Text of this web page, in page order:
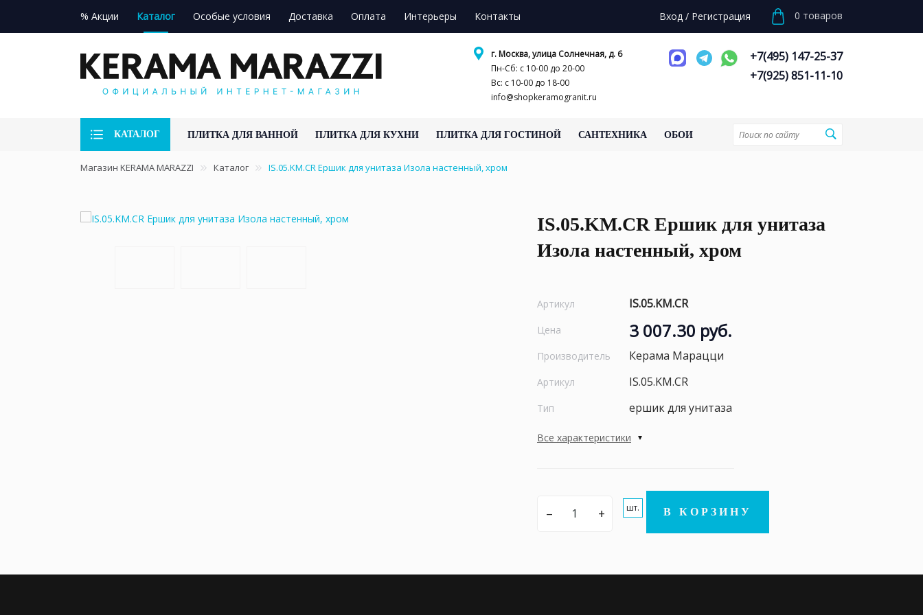
% Акции Каталог Особые условия Доставка Оплата Интерьеры Контакты Вход / Регистрация 0 товаров
г. Москва, улица Солнечная, д. 6
Пн-Сб: с 10-00 до 20-00
Вс: с 10-00 до 18-00
info@shopkeramogranit.ru
+7(495) 147-25-37
+7(925) 851-11-10
КАТАЛОГ ПЛИТКА ДЛЯ ВАННОЙ ПЛИТКА ДЛЯ КУХНИ ПЛИТКА ДЛЯ ГОСТИНОЙ САНТЕХНИКА ОБОИ
Магазин KERAMA MARAZZI Каталог IS.05.KM.CR Ершик для унитаза Изола настенный, хром
IS.05.KM.CR Ершик для унитаза
Изола настенный, хром
Артикул IS.05.KM.CR
Цена 3 007.30 руб.
Производитель Керама Марацци
Артикул IS.05.KM.CR
Тип ершик для унитаза
Все характеристики
– + шт. В КОРЗИНУ